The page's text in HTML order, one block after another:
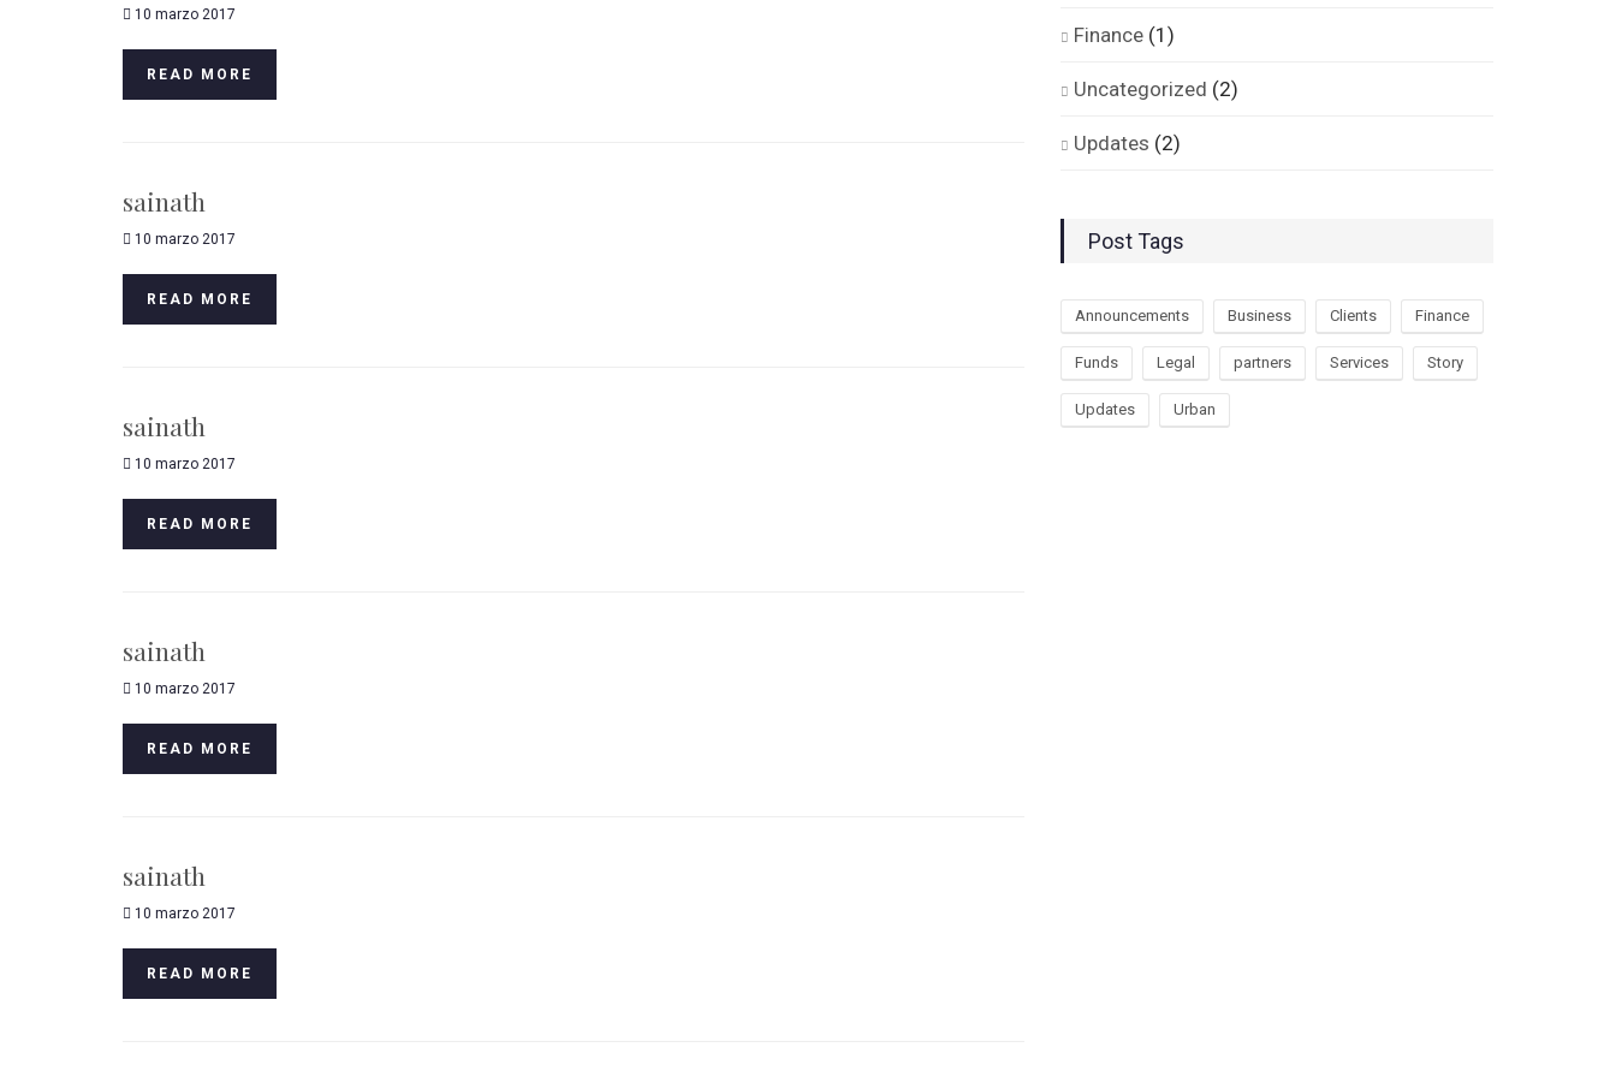
10 marzo 2017
READ MORE
sainath
10 marzo 2017
READ MORE
sainath
10 marzo 2017
READ MORE
sainath
10 marzo 2017
READ MORE
sainath
10 marzo 2017
READ MORE
Finance (1)
Uncategorized (2)
Updates (2)
Post Tags
Announcements Business Clients Finance
Funds Legal partners Services Story
Updates Urban